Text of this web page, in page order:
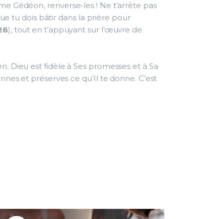
Gédéon, renverse-les ! Ne t’arrête pas
tu dois bâtir dans la prière pour
), tout en t’appuyant sur l’œuvre de
Dieu est fidèle à Ses promesses et à Sa
et préserves ce qu’Il te donne. C’est